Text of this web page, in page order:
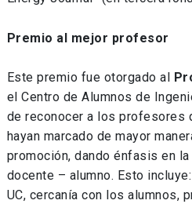
Premio al mejor profesor
Este premio fue otorgado al
el Centro de Alumnos de
de reconocer a los profesores
hayan marcado de mayor
promoción, dando énfasis en
docente – alumno. Esto
UC, cercanía con los alumnos,